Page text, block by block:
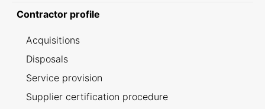
Contractor profile
Acquisitions
Disposals
Service provision
Supplier certification procedure